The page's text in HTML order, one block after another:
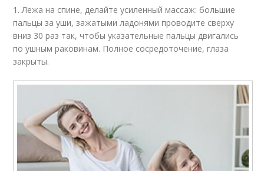
1. Лежа на спине, делайте усиленный массаж: большие
пальцы за уши, зажатыми ладонями проводите сверху
вниз 30 раз так, чтобы указательные пальцы двигались
по ушным раковинам. Полное сосредоточение, глаза
закрыты.